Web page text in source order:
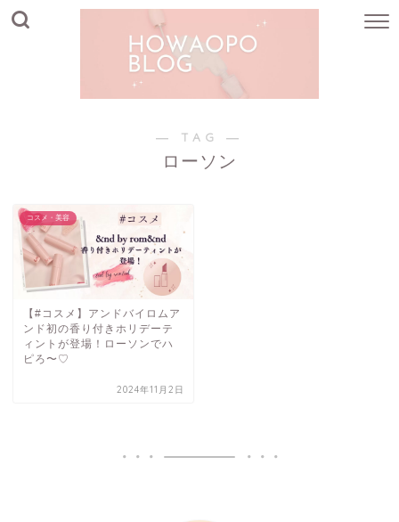
― TAG ―
ローソン
コスメ・美容
【#コスメ】アンドバイロムア
ンド初の香り付きホリデーテ
ィントが登場！ローソンでハ
ピろ〜♡
2024年11月2日